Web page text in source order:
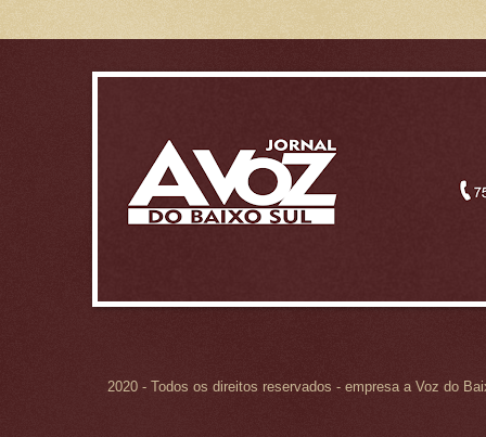
2020 - Todos os direitos reservados - empresa a Voz do